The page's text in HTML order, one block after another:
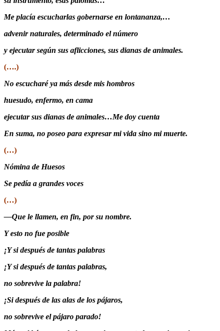
Me placía escucharlas gobernarse en lontananza,…
advenir naturales, determinado el número
y ejecutar según sus aflicciones, sus dianas de animales.
(….)
No escucharé ya más desde mis hombros
huesudo, enfermo, en cama
ejecutar sus dianas de animales…Me doy cuenta
En suma, no poseo para expresar mi vida sino mi muerte.
(…)
Nómina de Huesos
Se pedía a grandes voces
(…)
—Que le llamen, en fin, por su nombre.
Y esto no fue posible
¡Y si después de tantas palabras
¡Y si después de tantas palabras,
no sobrevive la palabra!
¡Si después de las alas de los pájaros,
no sobrevive el pájaro parado!